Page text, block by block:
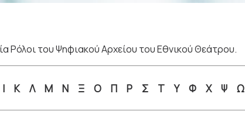
Ρόλοι του Ψηφιακού Αρχείου του Εθνικού Θεάτρου.
Ι Κ Λ Μ Ν Ξ Ο Π Ρ Σ Τ Υ Φ Χ Ψ Ω